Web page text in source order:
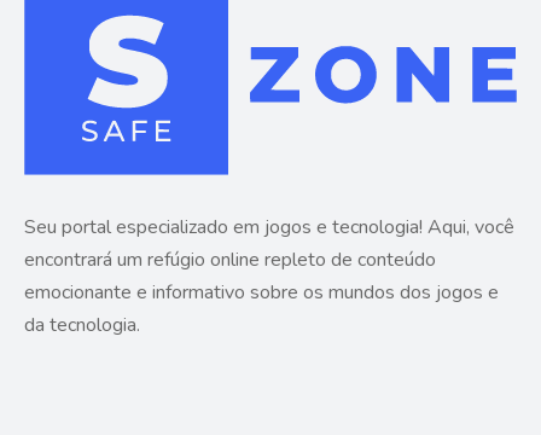
Seu portal especializado em jogos e tecnologia! Aqui, você
encontrará um refúgio online repleto de conteúdo
emocionante e informativo sobre os mundos dos jogos e
da tecnologia.